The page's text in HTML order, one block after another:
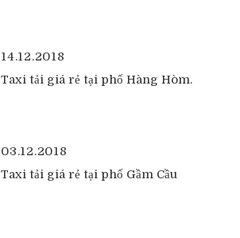
14.12.2018
Taxi tải giá rẻ tại phố Hàng Hòm.
03.12.2018
Taxi tải giá rẻ tại phố Gầm Cầu